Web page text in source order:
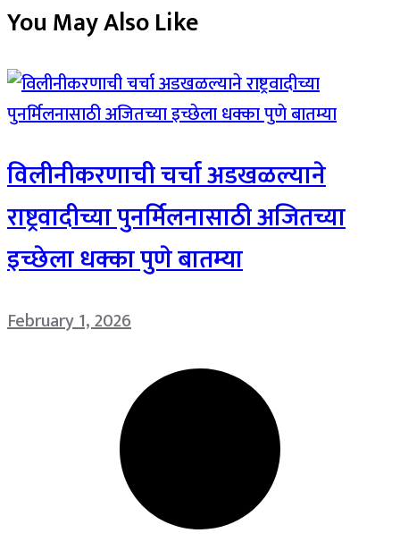
You May Also Like
विलीनीकरणाची चर्चा अडखळल्याने
राष्ट्रवादीच्या पुनर्मिलनासाठी अजितच्या
इच्छेला धक्का पुणे बातम्या
February 1, 2026